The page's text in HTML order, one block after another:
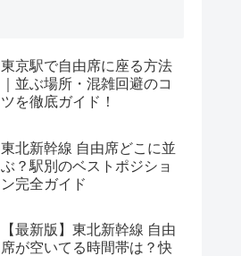
東京駅で自由席に座る方法
｜並ぶ場所・混雑回避のコ
ツを徹底ガイド！
東北新幹線 自由席どこに並
ぶ？駅別のベストポジショ
ン完全ガイド
【最新版】東北新幹線 自由
席が空いてる時間帯は？快